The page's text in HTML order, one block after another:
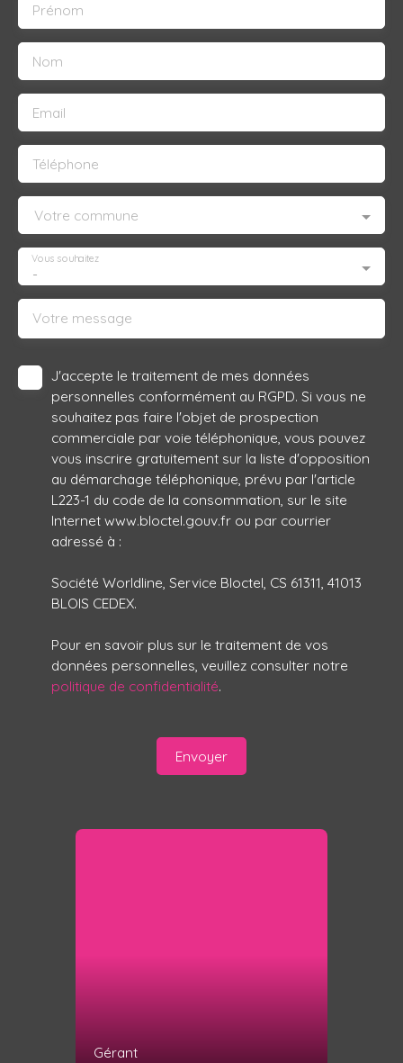
Prénom
Nom
Email
Téléphone
Votre commune
-
Vous souhaitez
Votre message
J'accepte le traitement de mes données
personnelles conformément au RGPD. Si vous ne
souhaitez pas faire l'objet de prospection
commerciale par voie téléphonique, vous pouvez
vous inscrire gratuitement sur la liste d'opposition
au démarchage téléphonique, prévu par l'article
L223-1 du code de la consommation, sur le site
Internet www.bloctel.gouv.fr ou par courrier
adressé à :
Société Worldline, Service Bloctel, CS 61311, 41013
BLOIS CEDEX.
Pour en savoir plus sur le traitement de vos
données personnelles, veuillez consulter notre
politique de confidentialité.
Envoyer
Gérant